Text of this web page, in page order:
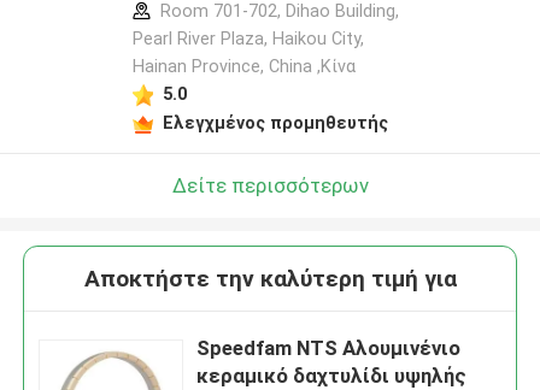
Room 701-702, Dihao Building,
Pearl River Plaza, Haikou City,
Hainan Province, China ,Κίνα
5.0
Ελεγχμένος προμηθευτής
Δείτε περισσότερων
Αποκτήστε την καλύτερη τιμή για
Speedfam NTS Αλουμινένιο
κεραμικό δαχτυλίδι υψηλής